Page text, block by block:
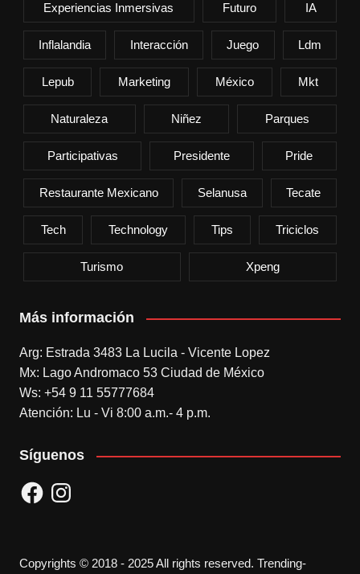
Experiencias Inmersivas Futuro IA
Inflalandia Interacción Juego Ldm
Lepub Marketing México Mkt
Naturaleza Niñez Parques
Participativas Presidente Pride
Restaurante Mexicano Selanusa Tecate
Tech Technology Tips Triciclos
Turismo Xpeng
Más información
Arg: Estrada 3483 La Lucila - Vicente Lopez
Mx: Lago Andromaco 53 Ciudad de México
Ws: +54 9 11 55777684
Atención: Lu - Vi 8:00 a.m.- 4 p.m.
Síguenos
FacebookInstagram
Copyrights © 2018 - 2025 All rights reserved. Trending-